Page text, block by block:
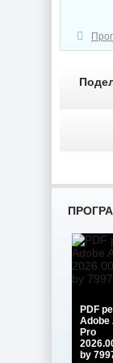
Defrag
Server
PDF
Adobe
Pro
by